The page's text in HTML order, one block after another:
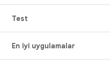
Test
En iyi uygulamalar